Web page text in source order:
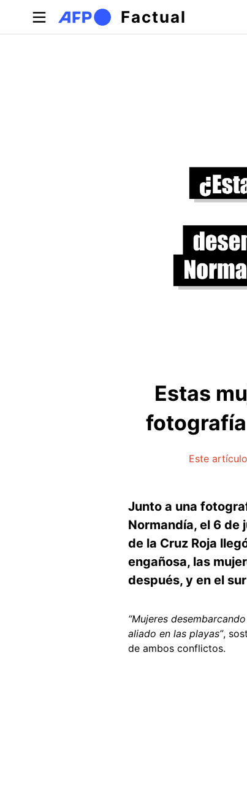
Pasar al contenido principal
Factual
Solapas principales
Estas
Este
Junto a una
Normandía, el 6 de
de la Cruz Roja
engañosa, las
después, y en el
“Mujeres
aliado en las playas”,
de ambos conflictos.